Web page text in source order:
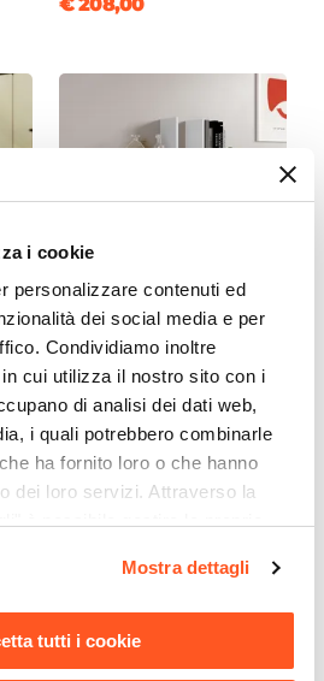
i cookie
personalizzare contenuti ed
dei social media e per
Condividiamo inoltre
cui utilizza il nostro sito con i
di analisi dei dati web,
i quali potrebbero combinarle
ha fornito loro o che hanno
dei loro servizi. Attraverso la
informazioni si invita a leggere la
Mostra dettagli
tutti i cookie
Mensola 30x30h cm in
legno bianco - Tetris
€ 19,00